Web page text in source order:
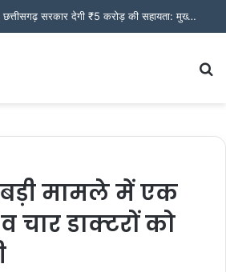
असम बाढ़ पीड़ितों के लिए छत्तीसगढ़ सरकार देगी ₹5 करोड़ की सहायता: मुख्यमंत्री साय
मामले में एक
डाक्टरों को